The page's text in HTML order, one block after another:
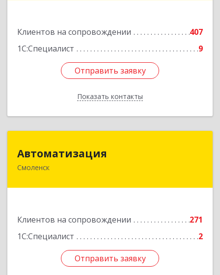
Клиентов на сопровождении
407
1С:Специалист
9
Отправить заявку
Показать контакты
Отправить заявку
Назад
Автоматизация
Смоленск
Клиентов на сопровождении
271
1С:Специалист
2
Отправить заявку
214019, Смоленская обл, Смоленск г, Марии
Отправить заявку